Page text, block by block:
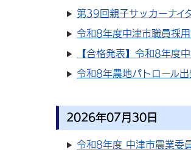
第39回親子サッカーナイ
令和8年度中津市職員採用
【合格発表】令和8年度
令和8年農地パトロール
2026年07月30日
令和8年度 中津市農業委